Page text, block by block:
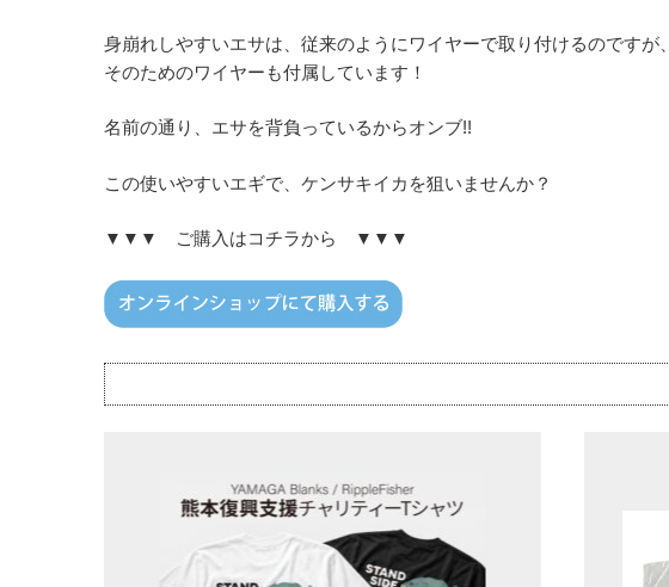
身崩れしやすいエサは、従来のようにワイヤーで取り付けるのですが、
そのためのワイヤーも付属しています！
名前の通り、エサを背負っているからオンブ!!
この使いやすいエギで、ケンサキイカを狙いませんか？
▼▼▼ ご購入はコチラから ▼▼▼